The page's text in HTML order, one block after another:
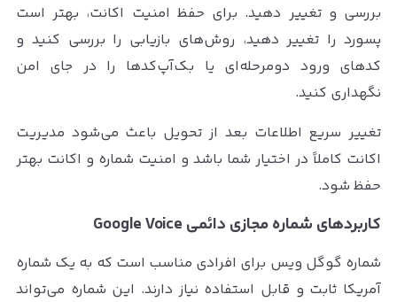
بررسی و تغییر دهید. برای حفظ امنیت اکانت، بهتر است
پسورد را تغییر دهید، روش‌های بازیابی را بررسی کنید و
کدهای ورود دومرحله‌ای یا بک‌آپ‌کدها را در جای امن
نگهداری کنید.
تغییر سریع اطلاعات بعد از تحویل باعث می‌شود مدیریت
اکانت کاملاً در اختیار شما باشد و امنیت شماره و اکانت بهتر
حفظ شود.
کاربردهای شماره مجازی دائمی Google Voice
شماره گوگل ویس برای افرادی مناسب است که به یک شماره
آمریکا ثابت و قابل استفاده نیاز دارند. این شماره می‌تواند